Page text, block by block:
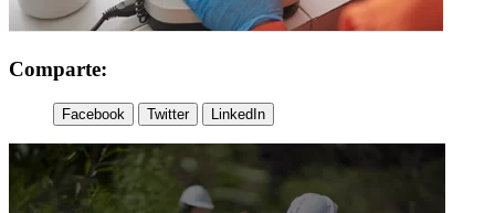
Comparte:
Facebook Twitter LinkedIn